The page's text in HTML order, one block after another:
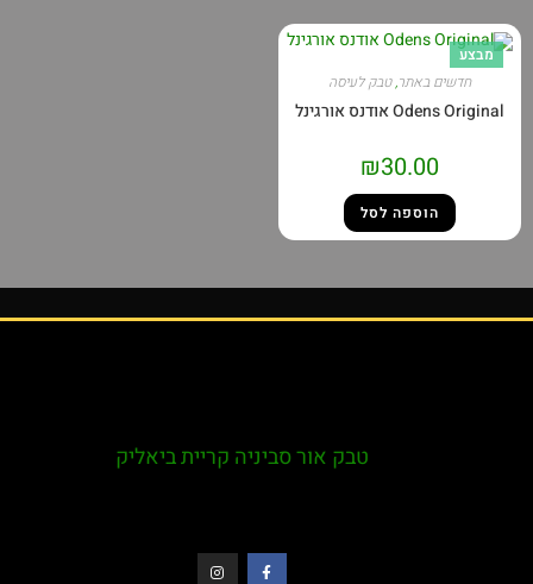
מבצע
חדשים באתר,טבק לעיסה
Odens Original אודנס אורגינל
₪30.00
הוספה לסל
טבק אור סביניה קריית ביאליק